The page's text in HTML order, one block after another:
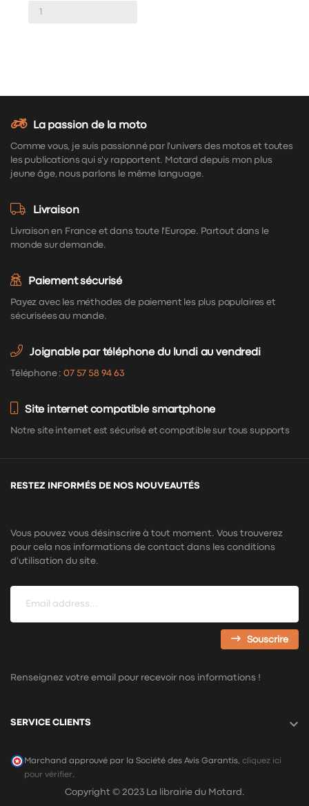
La passion de la moto
Comme vous, je suis passionné par l'univers des motos et toutes
les publications qui s'y rapportent. Motard depuis mon plus
jeune âge, nous parlons le même language.
Livraison
Livraison en France et dans toute l'Europe. Partout dans le
monde sur demande.
Paiement sécurisé
Payez avec les méthodes de paiement les plus populaires et
sécurisées au monde.
Joignable par téléphone du lundi au vendredi
Téléphone :07 57 58 94 63
Site internet compatible smartphone
Notre site internet est sécurisé et compatible sur tous supports
RESTEZ INFORMÉS DE NOS NOUVEAUTÉS
Vous pouvez vous désinscrire à tout moment. Vous trouverez
pour cela nos informations de contact dans les conditions
d'utilisation du site.
Souscrire
Renseignez votre email pour recevoir nos informations !
SERVICE CLIENTS 
Marchand approuvé par la Société des Avis Garantis, cliquez ici
pour vérifier
Copyright © 2023 La librairie du Motard.